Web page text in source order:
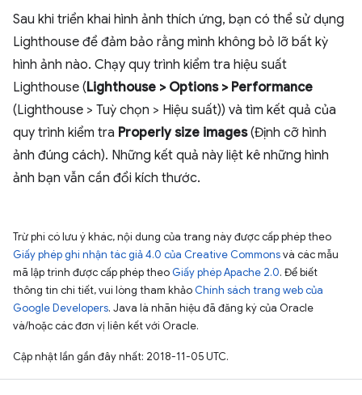
Sau khi triển khai hình ảnh thích ứng, bạn có thể sử dụng
Lighthouse để đảm bảo rằng mình không bỏ lỡ bất kỳ
hình ảnh nào. Chạy quy trình kiểm tra hiệu suất
Lighthouse (Lighthouse > Options > Performance
(Lighthouse > Tuỳ chọn > Hiệu suất)) và tìm kết quả của
quy trình kiểm tra Properly size images(Định cỡ hình
ảnh đúng cách). Những kết quả này liệt kê những hình
ảnh bạn vẫn cần đổi kích thước.
Trừ phi có lưu ý khác, nội dung của trang này được cấp phép theo
Giấy phép ghi nhận tác giả 4.0 của Creative Commonsvà các mẫu
mã lập trình được cấp phép theo Giấy phép Apache 2.0. Để biết
thông tin chi tiết, vui lòng tham khảo Chính sách trang web của
Google Developers. Java là nhãn hiệu đã đăng ký của Oracle
và/hoặc các đơn vị liên kết với Oracle.
Cập nhật lần gần đây nhất: 2018-11-05 UTC.